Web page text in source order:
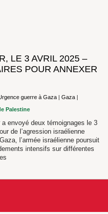
LE 3 AVRIL 2025 –
POUR ANNEXER
guerre à Gaza |Gaza
Palestine
envoyé deux témoignages le 3
de l’agression israélienne
l’armée israélienne poursuit
intensifs sur différentes